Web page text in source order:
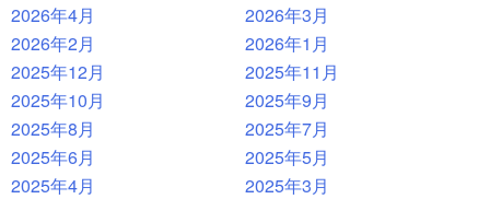
2026年4月
2026年3月
2026年2月
2026年1月
2025年12月
2025年11月
2025年10月
2025年9月
2025年8月
2025年7月
2025年6月
2025年5月
2025年4月
2025年3月